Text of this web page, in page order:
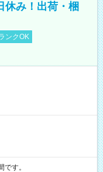
休み！出荷・梱
ンクOK
間です。